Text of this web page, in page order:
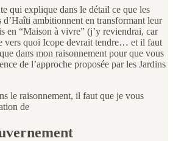
qui explique dans le détail ce que les
d’Haîti ambitionnent en transformant leur
en “Maison à vivre” (j’y reviendrai, car
vers quoi Icope devrait tendre… et il faut
dans mon raisonnement pour que vous
de l’approche proposée par les Jardins
le raisonnement, il faut que je vous
de